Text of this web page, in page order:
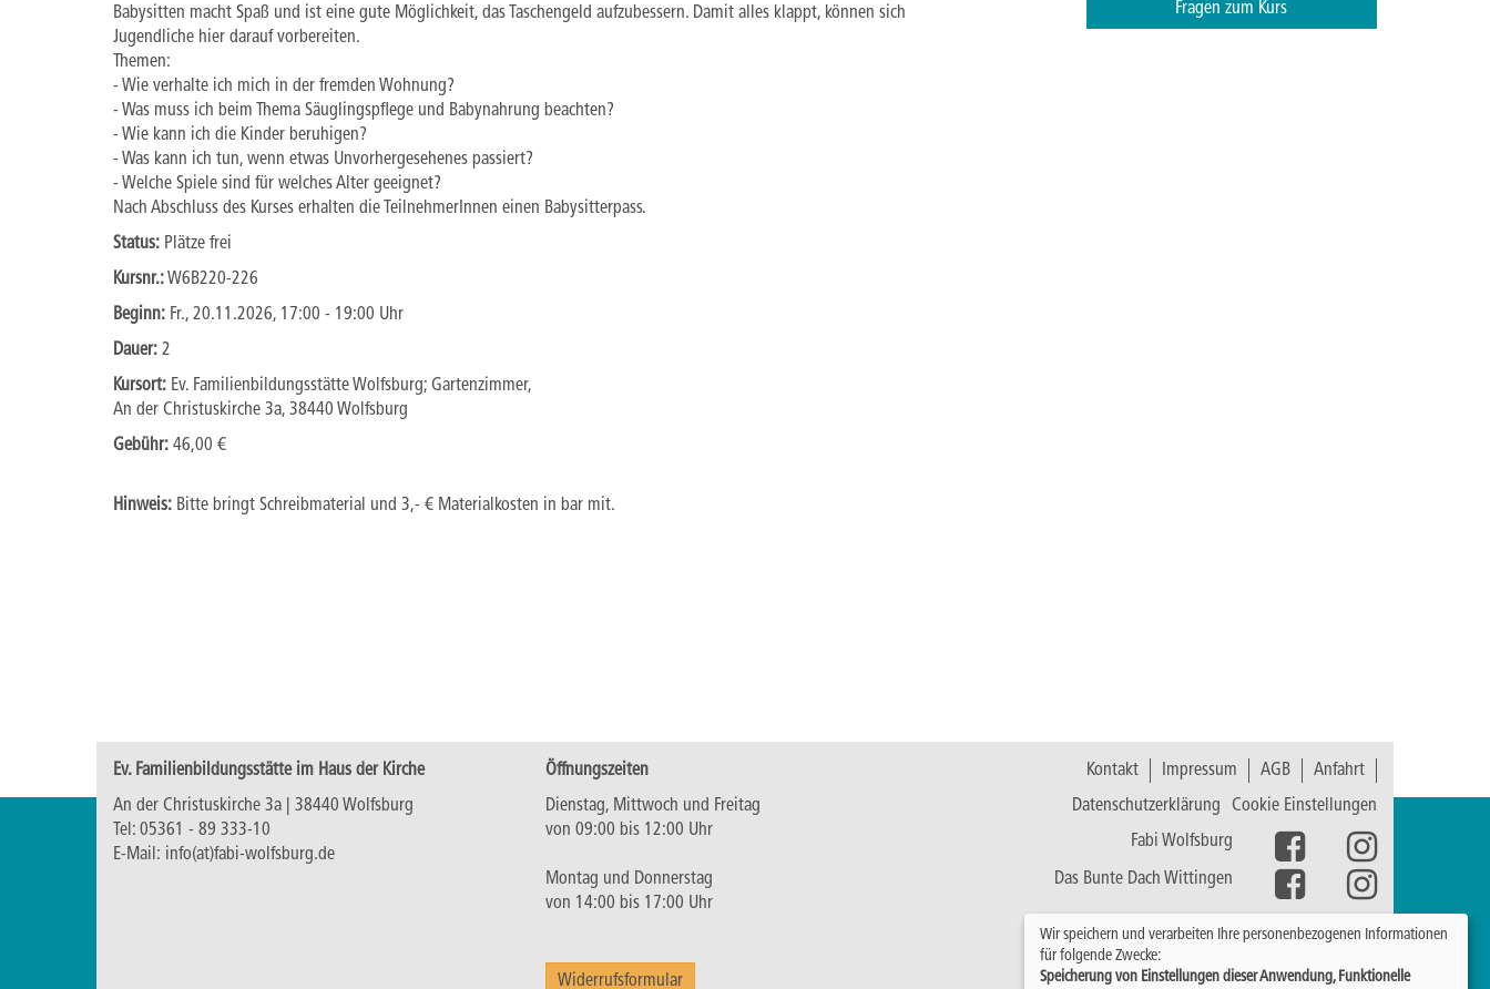
Babysitten macht Spaß und ist eine gute Möglichkeit, das Taschengeld aufzubessern. Damit alles klappt, können sich
Jugendliche hier darauf vorbereiten.
Themen:
- Wie verhalte ich mich in der fremden Wohnung?
- Was muss ich beim Thema Säuglingspflege und Babynahrung beachten?
- Wie kann ich die Kinder beruhigen?
- Was kann ich tun, wenn etwas Unvorhergesehenes passiert?
- Welche Spiele sind für welches Alter geeignet?
Nach Abschluss des Kurses erhalten die TeilnehmerInnen einen Babysitterpass.
Status: Plätze frei
Kursnr.:W6B220-226
Beginn: Fr., 20.11.2026, 17:00 - 19:00 Uhr
Dauer: 2
Kursort: Ev. Familienbildungsstätte Wolfsburg; Gartenzimmer,
An der Christuskirche 3a, 38440 Wolfsburg
Gebühr: 46,00 €
Hinweis: Bitte bringt Schreibmaterial und 3,- € Materialkosten in bar mit.
Fragen zum Kurs
Ev. Familienbildungsstätte im Haus der Kirche
An der Christuskirche 3a | 38440 Wolfsburg
Tel: 05361 - 89 333-10
E-Mail: info(at)fabi-wolfsburg.de
Öffnungszeiten
Dienstag, Mittwoch und Freitag
von 09:00 bis 12:00 Uhr
Montag und Donnerstag
von 14:00 bis 17:00 Uhr
Widerrufsformular
Kontakt Impressum AGB
Anfahrt
Datenschutzerklärung
Cookie Einstellungen
Fabi Wolfsburg
Das Bunte Dach Wittingen
Wir speichern und verarbeiten Ihre personenbezogenen Informationen
für folgende Zwecke:
Speicherung von Einstellungen dieser Anwendung, Funktionelle